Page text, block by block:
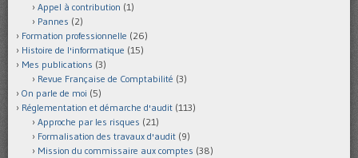
Appel à contribution (1)
Pannes (2)
Formation professionnelle (26)
Histoire de l'informatique (15)
Mes publications (3)
Revue Française de Comptabilité (3)
On parle de moi (5)
Réglementation et démarche d'audit (113)
Approche par les risques (21)
Formalisation des travaux d'audit (9)
Mission du commissaire aux comptes (38)